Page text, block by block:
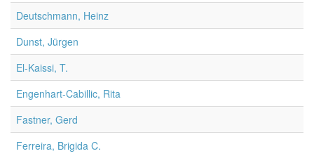
Deutschmann, Heinz
Dunst, Jürgen
El-Kaissi, T.
Engenhart-Cabillic, Rita
Fastner, Gerd
Ferreira, Brigida C.